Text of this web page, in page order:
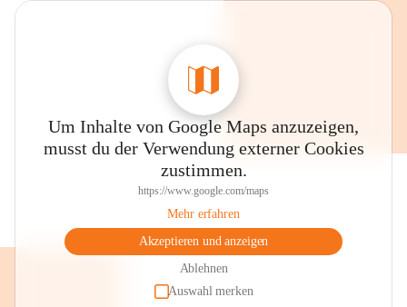
Um Inhalte von Google Maps anzuzeigen,
musst du der Verwendung externer Cookies
zustimmen.
https://www.google.com/maps
Mehr erfahren
Akzeptieren und anzeigen
Ablehnen
Auswahl merken